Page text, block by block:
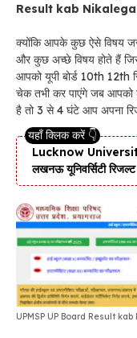
Result kab Nikalega
क्योंकि आपके कुछ ऐसे विषय
और कुछ अच्छे विषय होते हैं
आपको यूपी बोर्ड 10th
चेक तभी कर पाएंगे जब आपको
है तो 3 से 4 घंटे आप अपना
Lucknow
लखनऊ यूनिवर्सिटी रिजल्ट
UPMSP UP Board Result